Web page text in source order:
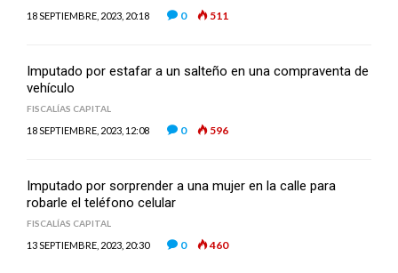
18 SEPTIEMBRE, 2023, 20:18 0 511
Imputado por estafar a un salteño en una compraventa de
vehículo
FISCALÍAS CAPITAL
18 SEPTIEMBRE, 2023, 12:08 0 596
Imputado por sorprender a una mujer en la calle para
robarle el teléfono celular
FISCALÍAS CAPITAL
13 SEPTIEMBRE, 2023, 20:30 0 460